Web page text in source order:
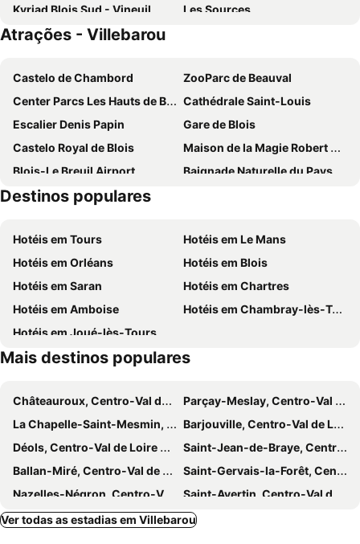
Kyriad Blois Sud - Vineuil
Les Sources
balladins Blois
Hôtel De France Et De Guise
B&B HOTEL Blois Sud Vineuil
Domaine des Châteaux
Hôtel Le Cosy Blois Villebarou
B&B HOTEL Blois Nord Vallée Maillard
First Inn Hotel Blois
Ethic étapes Val de Loire
Beelodge Hotel Blois Centre
Logis Hôtel Louise de Savoie
Hôtel Saint Jacques
Logis Hôtel restaurant LE MEDICIS
Relais des Trois Châteaux
Logis Hôtel Saint-Hubert
L'Orée des Châteaux
Logis Hôtel du Cygne
Atrações - Villebarou
Castelo de Chambord
ZooParc de Beauval
Center Parcs Les Hauts de Bruyères
Cathédrale Saint-Louis
Escalier Denis Papin
Gare de Blois
Castelo Royal de Blois
Maison de la Magie Robert Houdin
Blois-Le Breuil Airport
Baignade Naturelle du Pays de Chambord
Maison de la Loire du Loir-et-Cher
Château de Cheverny
Destinos populares
Hotéis em Tours
Hotéis em Le Mans
Hotéis em Orléans
Hotéis em Blois
Hotéis em Saran
Hotéis em Chartres
Hotéis em Amboise
Hotéis em Chambray-lès-Tours
Hotéis em Joué-lès-Tours
Mais destinos populares
Châteauroux, Centro-Val de Loire Hotéis
Parçay-Meslay, Centro-Val de Loire Hotéis
La Chapelle-Saint-Mesmin, Centro-Val de Loire Hotéis
Barjouville, Centro-Val de Loire Hotéis
Déols, Centro-Val de Loire Hotéis
Saint-Jean-de-Braye, Centro-Val de Loire Hotéis
Ballan-Miré, Centro-Val de Loire Hotéis
Saint-Gervais-la-Forêt, Centro-Val de Loire Hotéis
Nazelles-Négron, Centro-Val de Loire Hotéis
Saint-Avertin, Centro-Val de Loire Hotéis
Saint-Maur, Centro-Val de Loire Hotéis
Vineuil, Centro-Val de Loire Hotéis
Ver todas as estadias em Villebarou